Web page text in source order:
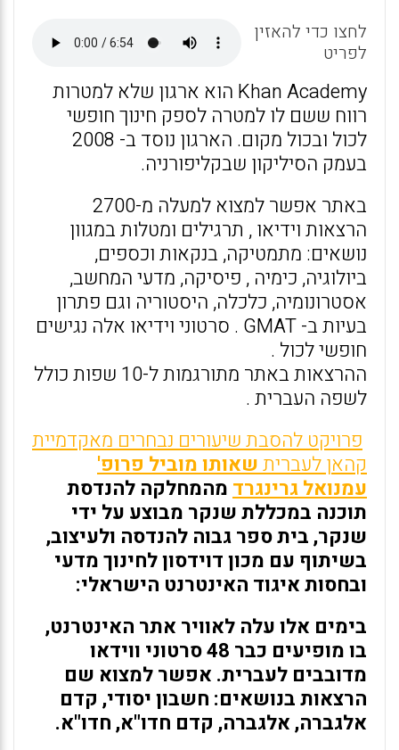
A
p
p
o
o
k
לחצו כדי להאזין
לפריט
Khan Academy הוא ארגון שלא למטרות
רווח ששם לו למטרה לספק חינוך חופשי
לכול ובכול מקום. הארגון נוסד ב- 2008
בעמק הסיליקון שבקליפורניה.
באתר אפשר למצוא למעלה מ-2700
הרצאות וידיאו , תרגילים ומטלות במגוון
נושאים: מתמטיקה, בנקאות וכספים,
ביולוגיה, כימיה , פיסיקה, מדעי המחשב,
אסטרונומיה, כלכלה, היסטוריה וגם פתרון
בעיות ב- GMAT . סרטוני וידיאו אלה נגישים
חופשי לכול .
ההרצאות באתר מתורגמות ל-10 שפות כולל
לשפה העברית .
פרויקט להסבת שיעורים נבחרים מאקדמיית
קהאן לעבריתשאותו מוביל פרופ'
עמנואל גרינגרד מהמחלקה להנדסת
תוכנה במכללת שנקר מבוצע על ידי
שנקר, בית ספר גבוה להנדסה ולעיצוב,
בשיתוף עם מכון דוידסון לחינוך מדעי
ובחסות איגוד האינטרנט הישראלי:
בימים אלו עלה לאוויר אתר האינטרנט,
בו מופיעים כבר 48 סרטוני ווידאו
מדובבים לעברית. אפשר למצוא שם
הרצאות בנושאים: חשבון יסודי, קדם
אלגברה, אלגברה, קדם חדו"א, חדו"א.